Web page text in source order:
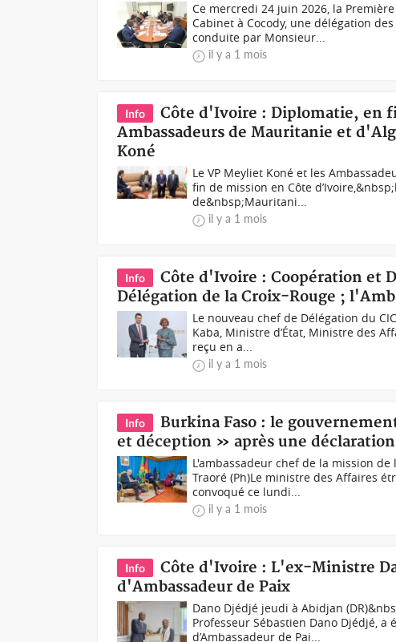
Ce mercredi 24 juin 2026, la
Cabinet à Cocody, une délégation
conduite par Monsieur...
il y a 1 mois
Info
Côte d'Ivoire : Diplomatie, en
Ambassadeurs de Mauritanie et
Koné
Le VP Meyliet Koné et les
fin de mission en Côte
de&nbsp;Mauritani...
il y a 1 mois
Info
Côte d'Ivoire : Coopération et
Délégation de la Croix-Rouge ;
Le nouveau chef de Délégation du
Kaba, Ministre d’État, Ministre des
reçu en a...
il y a 1 mois
Info
Burkina Faso : le
et déception » après une
L'ambassadeur chef de la mission
Traoré (Ph)Le ministre des Affaires
convoqué ce lundi...
il y a 1 mois
Info
Côte d'Ivoire : L'ex-Ministre
d'Ambassadeur de Paix
Dano Djédjé jeudi à Abidjan
Professeur Sébastien Dano Djédjé,
d’Ambassadeur de Pai...